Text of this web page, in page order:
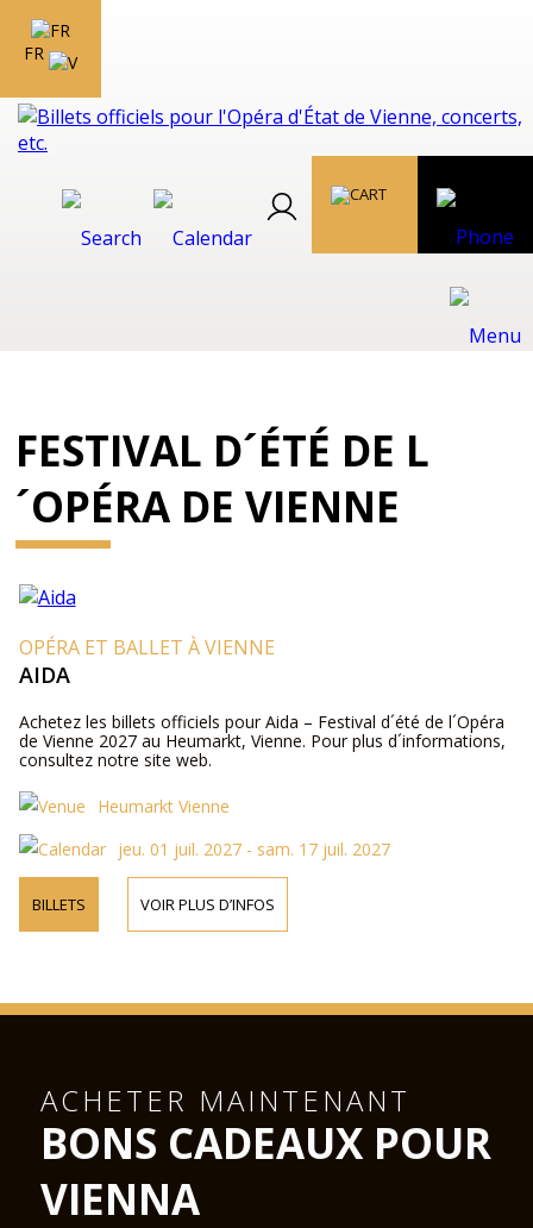
FR
FESTIVAL D´ÉTÉ DE L
´OPÉRA DE VIENNE
OPÉRA ET BALLET À VIENNE
AIDA
Achetez les billets officiels pour Aida – Festival d´été de l´Opéra
de Vienne 2027 au Heumarkt, Vienne. Pour plus d´informations,
consultez notre site web.
Heumarkt Vienne
jeu. 01 juil. 2027 - sam. 17 juil. 2027
BILLETS VOIR PLUS D’INFOS
ACHETER MAINTENANT
BONS CADEAUX POUR
VIENNA